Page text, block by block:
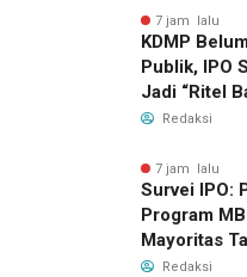
7 jam lalu
KDMP
Publik, IPO
Jadi “Ritel
Redaksi
7 jam lalu
Survei IPO:
Program
Mayoritas
dengan
Redaksi